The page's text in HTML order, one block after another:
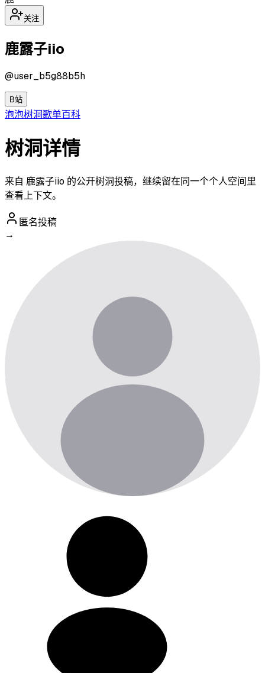
关注
鹿露子iio
@user_b5g88b5h
B站
泡泡树洞歌单百科
树洞详情
来自 鹿露子iio 的公开树洞投稿，继续留在同一个个人空间里
查看上下文。
匿名投稿
→